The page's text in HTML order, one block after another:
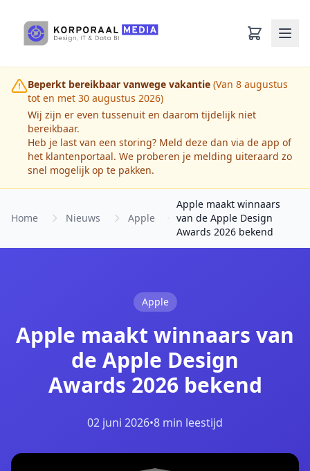
Beperkt bereikbaar vanwege vakantie (Van 8 augustus
tot en met 30 augustus 2026)
Wij zijn er even tussenuit en daarom tijdelijk niet
bereikbaar.
Heb je last van een storing? Meld deze dan via de app of
het klantenportaal. We proberen je melding uiteraard zo
snel mogelijk op te pakken.
Home Nieuws Apple
Apple maakt winnaars
van de Apple Design
Awards 2026 bekend
Apple
Apple maakt winnaars van
de Apple Design
Awards 2026 bekend
02 juni 2026•8 min leestijd